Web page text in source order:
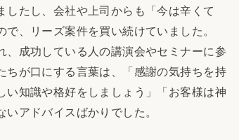
たし、会社や上司からも「今は辛くて
、リーズ案件を買い続けていました。
成功している人の講演会やセミナーに参
ちが口にする言葉は、「感謝の気持ちを持
知識や格好をしましょう」「お客様は神
アドバイスばかりでした。